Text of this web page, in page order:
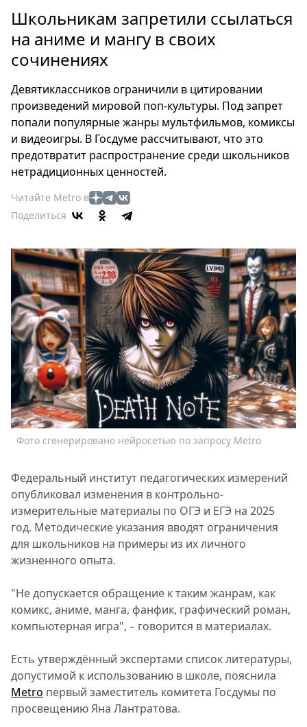
Россия
Мир
Здоровье
Туризм
Мода
Театр
Кино
Афиша
Книги
Выставки
релизы
О
Metro
Стримы
Спецпроекты
Звезды
Выборы
2026
Скачай
Metro
Школьникам запретили ссылаться
на аниме и мангу в своих
сочинениях
Девятиклассников ограничили в цитировании
произведений мировой поп-культуры. Под запрет
попали популярные жанры мультфильмов, комиксы
и видеоигры. В Госдуме рассчитывают, что это
предотвратит распространение среди школьников
нетрадиционных ценностей.
Читайте Metro в
Поделиться
Фото сгенерировано нейросетью по запросу Metro
Федеральный институт педагогических измерений
опубликовал изменения в контрольно-
измерительные материалы по ОГЭ и ЕГЭ на 2025
год. Методические указания вводят ограничения
для школьников на примеры из их личного
жизненного опыта.
"Не допускается обращение к таким жанрам, как
комикс, аниме, манга, фанфик, графический роман,
компьютерная игра", – говорится в материалах.
Есть утверждённый экспертами список литературы,
допустимой к использованию в школе, пояснила
Metro первый заместитель комитета Госдумы по
просвещению Яна Лантратова.